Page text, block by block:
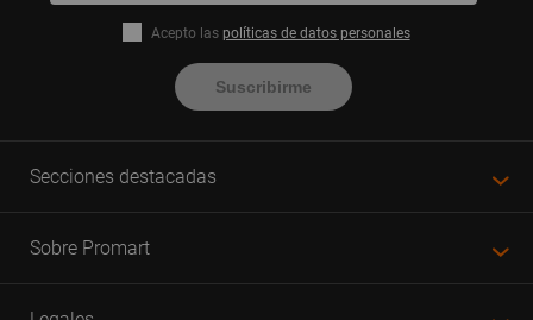
Acepto las políticas de datos personales
Suscribirme
Secciones destacadas
Sobre Promart